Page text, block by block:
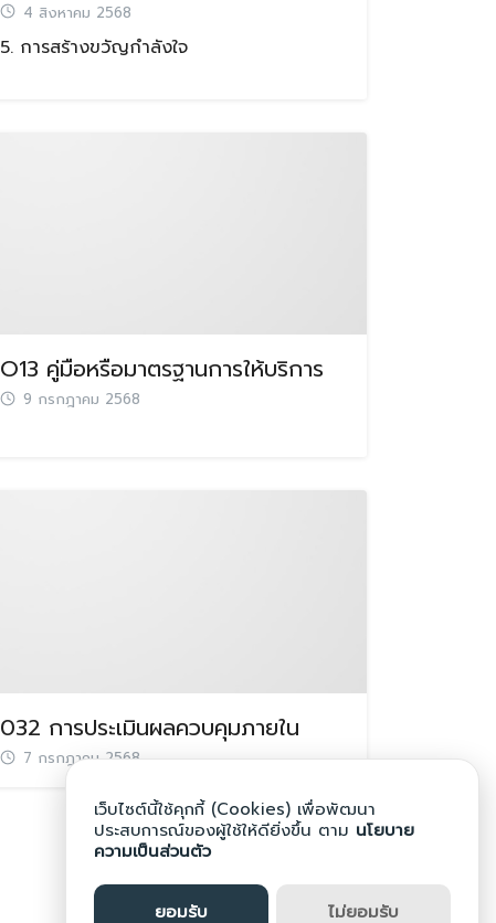
4 สิงหาคม 2568
5. การสร้างขวัญกำลังใจ
O13 คู่มือหรือมาตรฐานการให้บริการ
9 กรกฎาคม 2568
032 การประเมินผลควบคุมภายใน
7 กรกฎาคม 2568
เว็บไซต์นี้ใช้คุกกี้ (Cookies) เพื่อพัฒนา
ประสบการณ์ของผู้ใช้ให้ดียิ่งขึ้น ตาม นโยบาย
ความเป็นส่วนตัว
ยอมรับ ไม่ยอมรับ